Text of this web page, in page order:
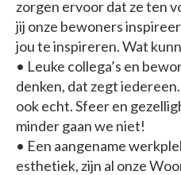
zorgen ervoor dat ze ten
jij onze bewoners
jou te inspireren. Wat
• Leuke collega’s en
denken, dat zegt
ook echt. Sfeer en
minder gaan we niet!
• Een aangename
esthetiek, zijn al onze